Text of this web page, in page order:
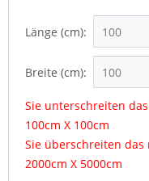
Länge (cm):
Breite (cm):
Sie unterschreiten
100cm X 100cm
Sie überschreiten das
2000cm X 5000cm